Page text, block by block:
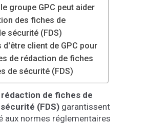
groupe GPC peut aider
des fiches de
sécurité (FDS)
d'être client de GPC pour
de rédaction de fiches
de sécurité (FDS)
de fiches de
(FDS) garantissent
aux normes réglementaires